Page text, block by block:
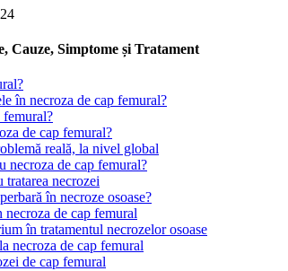
Cauze, Simptome și Tratament
în necroza de cap femural?
femural?
de cap femural?
reală, la nivel global
necroza de cap femural?
tratarea necrozei
în necroze osoase?
de cap femural
în tratamentul necrozelor osoase
necroza de cap femural
de cap femural